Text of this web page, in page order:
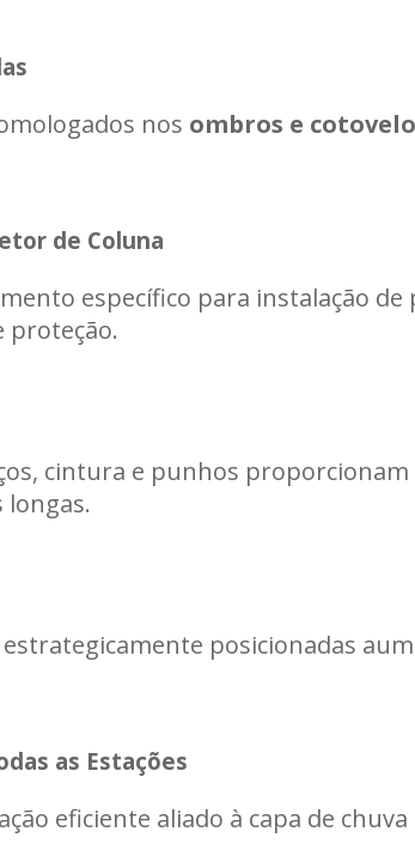
nos ombros e
de Coluna
específico para instalação
proteção.
cintura e punhos
posicionadas
as Estações
eficiente aliado à capa de